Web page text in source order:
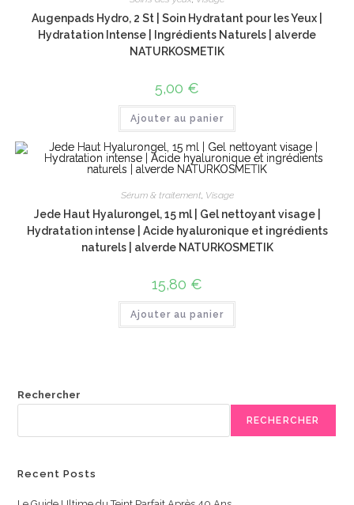
Augenpads Hydro, 2 St | Soin Hydratant pour les Yeux |
Hydratation Intense | Ingrédients Naturels | alverde
NATURKOSMETIK
5,00 €
Ajouter au panier
Sérum & traitement, Visage
Jede Haut Hyalurongel, 15 ml | Gel nettoyant visage |
Hydratation intense | Acide hyaluronique et ingrédients
naturels | alverde NATURKOSMETIK
15,80 €
Ajouter au panier
Rechercher
RECHERCHER
Recent Posts